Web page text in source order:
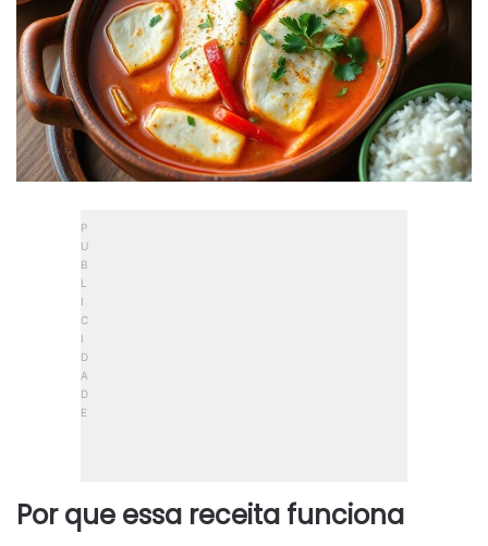
Por que essa receita funciona